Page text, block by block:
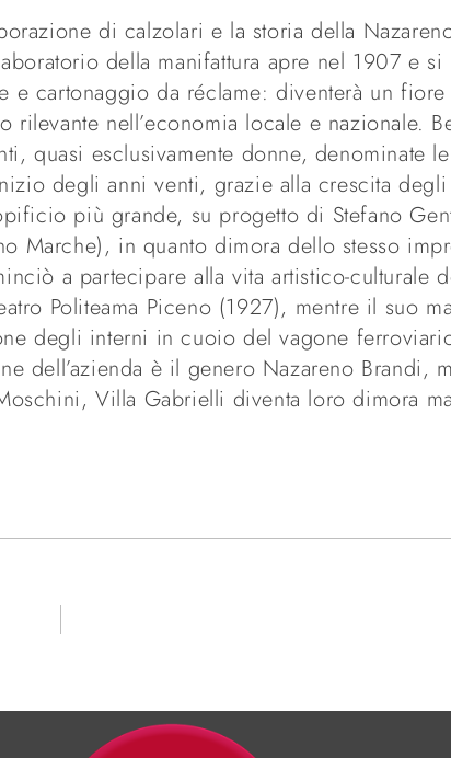
di calzolari e la storia della
della manifattura apre nel 1907 e si
cartonaggio da réclame: diventerà un fiore
nell’economia locale e nazionale.
quasi esclusivamente donne, denominate le
degli anni venti, grazie alla crescita
più grande, su progetto di Stefano
Marche), in quanto dimora dello stesso
a partecipare alla vita artistico-culturale
Politeama Piceno (1927), mentre il suo
degli interni in cuoio del vagone
dell’azienda è il genero Nazareno Brandi,
Villa Gabrielli diventa loro dimora